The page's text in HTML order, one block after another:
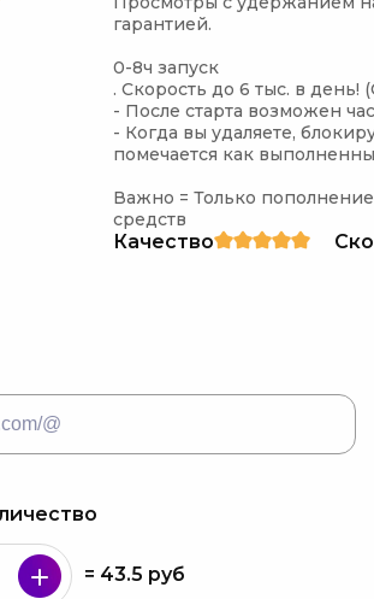
гарантией.
0-8ч запуск
. Скорость до 6 тыс. в день!
- После старта возможен
- Когда вы удаляете,
помечается как
Важно = Только
средств
Качество
= 43.5 руб